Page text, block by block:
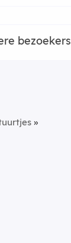
bezoekers